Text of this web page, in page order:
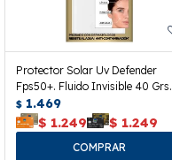
Protector Solar Uv Defender
Fps50+. Fluido Invisible 40 Grs.
$ 1.469
$ 1.249 $ 1.249